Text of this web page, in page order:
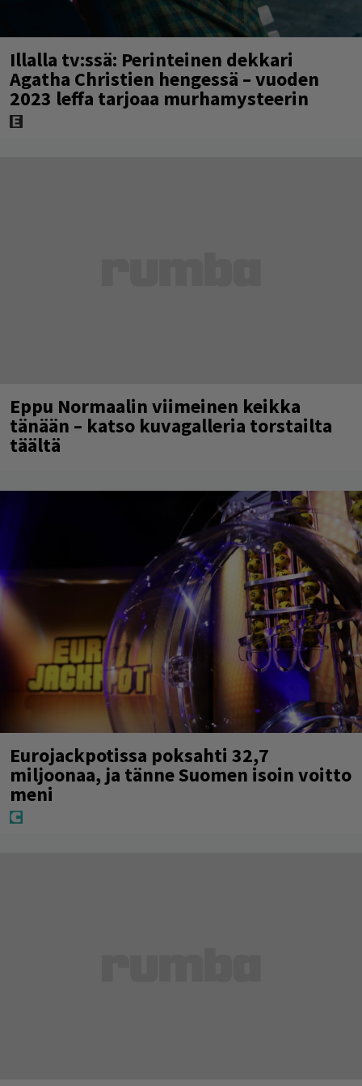
Illalla tv:ssä: Perinteinen dekkari
Agatha Christien hengessä – vuoden
2023 leffa tarjoaa murhamysteerin
Eppu Normaalin viimeinen keikka
tänään – katso kuvagalleria torstailta
täältä
Eurojackpotissa poksahti 32,7
miljoonaa, ja tänne Suomen isoin voitto
meni